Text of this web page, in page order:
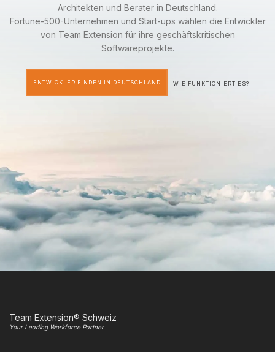
Architekten und Berater in Deutschland.
Fortune-500-Unternehmen und Start-ups wählen die Entwickler
von Team Extension für ihre geschäftskritischen
Softwareprojekte.
ENTWICKLER FINDEN IN DEUTSCHLAND WIE FUNKTIONIERT ES?
Team Extension® Schweiz
Your Leading Workforce Partner